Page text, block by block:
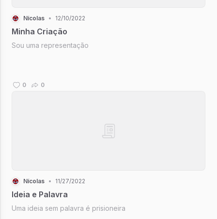
Nícolas • 12/10/2022
Minha Criação
Sou uma representação
0 0
Nícolas • 11/27/2022
Ideia e Palavra
Uma ideia sem palavra é prisioneira